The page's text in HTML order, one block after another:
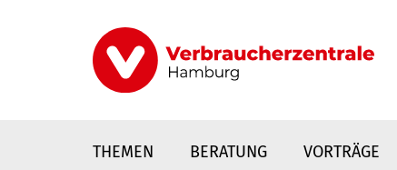
THEMEN BERATUNG VORTRÄGE